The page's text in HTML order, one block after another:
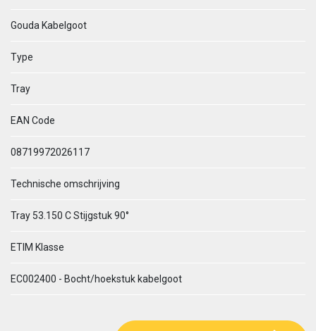
Gouda Kabelgoot
Type
Tray
EAN Code
08719972026117
Technische omschrijving
Tray 53.150 C Stijgstuk 90°
ETIM Klasse
EC002400 - Bocht/hoekstuk kabelgoot